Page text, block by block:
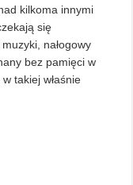
kilkoma innymi
się
nałogowy
bez pamięci w
takiej właśnie